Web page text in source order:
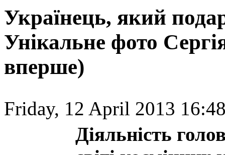
Українець, який
Унікальне фото
вперше)
Friday, 12 April 2013
Діяльність